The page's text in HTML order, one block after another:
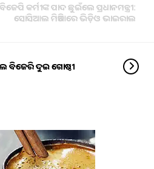
କର୍ମୀଙ୍କ ପାଦ ଛୁଇଁଲେ ପ୍ରଧାନମନ୍ତ୍ରୀ:
ସୋସିଆଲ ମିଡିଆରେ ଭିଡ଼ିଓ ଭାଇରାଲ
ବିଜେଡିର ଦୁଇ ଗୋଷ୍ଠୀ